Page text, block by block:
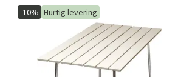
-10% Hurtig levering